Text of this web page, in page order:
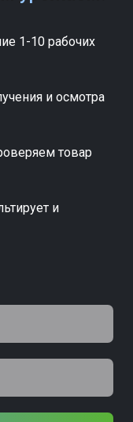
1-10 рабочих
и осмотра
товар
и